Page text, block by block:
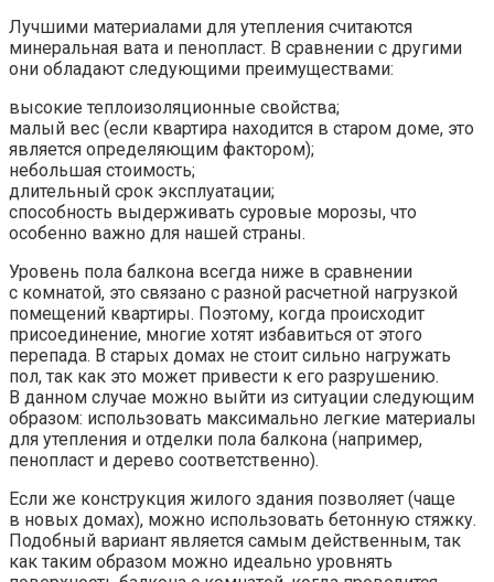
Лучшими материалами для утепления считаются
минеральная вата и пенопласт. В сравнении с другими
они обладают следующими преимуществами:
высокие теплоизоляционные свойства;
малый вес (если квартира находится в старом доме, это
является определяющим фактором);
небольшая стоимость;
длительный срок эксплуатации;
способность выдерживать суровые морозы, что
особенно важно для нашей страны.
Уровень пола балкона всегда ниже в сравнении
с комнатой, это связано с разной расчетной нагрузкой
помещений квартиры. Поэтому, когда происходит
присоединение, многие хотят избавиться от этого
перепада. В старых домах не стоит сильно нагружать
пол, так как это может привести к его разрушению.
В данном случае можно выйти из ситуации следующим
образом: использовать максимально легкие материалы
для утепления и отделки пола балкона (например,
пенопласт и дерево соответственно).
Если же конструкция жилого здания позволяет (чаще
в новых домах), можно использовать бетонную стяжку.
Подобный вариант является самым действенным, так
как таким образом можно идеально уровнять